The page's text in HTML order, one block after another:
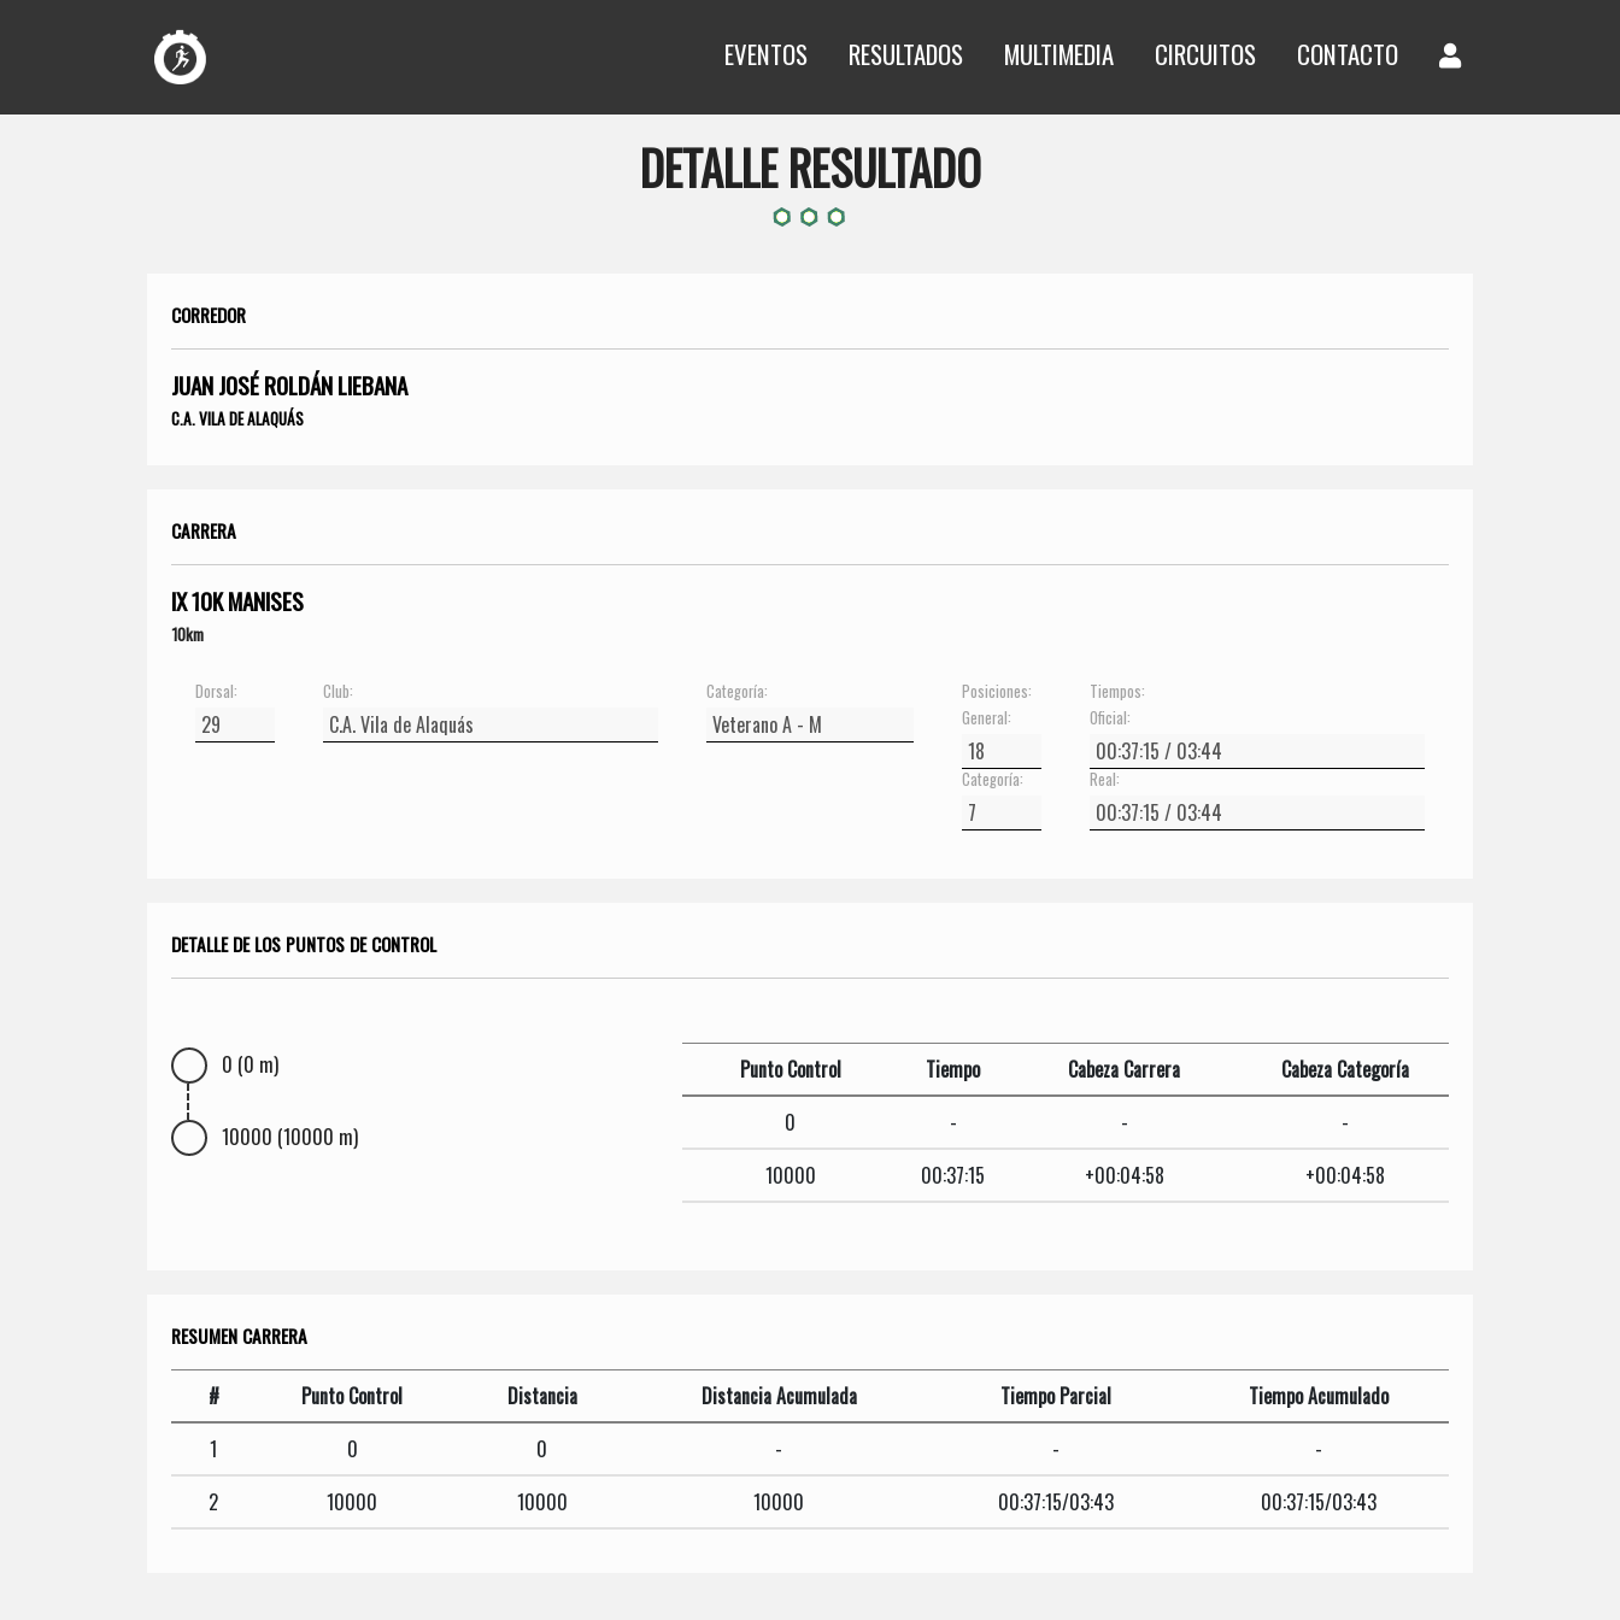
EVENTOS RESULTADOS MULTIMEDIA CIRCUITOS CONTACTO
DETALLE RESULTADO
CORREDOR
JUAN JOSÉ ROLDÁN LIEBANA
C.A. VILA DE ALAQUÁS
CARRERA
IX 10K MANISES
10km
Dorsal: Club: Categoría:
Posiciones:
General:
Categoría:
Tiempos:
Oficial:
Real:
DETALLE DE LOS PUNTOS DE CONTROL
0 (0 m)
10000 (10000 m)
Punto Control Tiempo Cabeza Carrera
Cabeza Categoría
0
- -
-
10000
00:37:15 +00:04:58 +00:04:58
RESUMEN CARRERA
# Punto Control Distancia Distancia Acumulada Tiempo Parcial
Tiempo Acumulado
1
0 0 - -
-
2
10000 10000 10000 00:37:15/03:43 00:37:15/03:43